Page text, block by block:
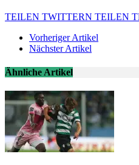
TEILEN TWITTERN TEILEN
Vorheriger Artikel
Nächster Artikel
Ähnliche Artikel